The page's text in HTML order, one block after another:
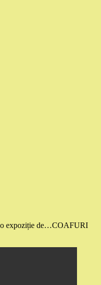
o expoziție de…COAFURI